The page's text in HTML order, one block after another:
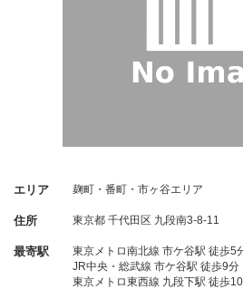
エリア 麹町・番町・市ヶ谷エリア
住所 東京都 千代田区 九段南3-8-11
最寄駅
東京メトロ南北線 市ケ谷駅 徒歩5
JR中央・総武線 市ケ谷駅 徒歩9分
東京メトロ東西線 九段下駅 徒歩